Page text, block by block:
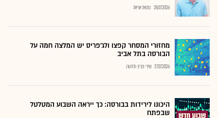
28.07.2026 נתנאל אריאל
מחזורי המסחר קפצו ולג'פריס יש המלצה חמה על
הבורסה בתל אביב
27.07.2026 שירי חביב-ולדהורן
היכונו לירידות בבורסה: כך ייראה השבוע המטלטל
שבפתח